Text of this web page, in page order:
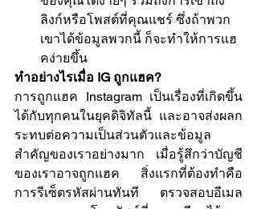
ลิงก์หรือโพสต์ที่คุณแชร์ ซึ่งถ้าพวก
เขาได้ข้อมูลพวกนี้ ก็จะทำให้การแฮ
คง่ายขึ้น
ทำอย่างไรเมื่อ IG ถูกแฮค?
การถูกแฮค Instagram เป็นเรื่องที่เกิดขึ้น
ได้กับทุกคนในยุคดิจิทัลนี้ และอาจส่งผลก
ระทบต่อความเป็นส่วนตัวและข้อมูล
สำคัญของเราอย่างมาก เมื่อรู้สึกว่าบัญชี
ของเราอาจถูกแฮค สิ่งแรกที่ต้องทำคือ
การรีเซ็ตรหัสผ่านทันที ตรวจสอบอีเมล